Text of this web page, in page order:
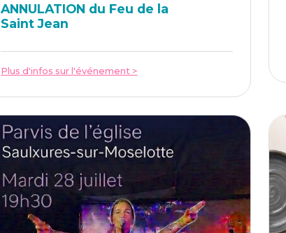
ANNU­LA­TION du Feu de la
Saint Jean
Plus d'infos sur l'événement >